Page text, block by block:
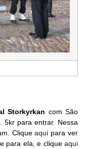
Storkyrkan com São
5kr para entrar. Nessa
Cliqueaqui para ver
para ela, e clique aqui